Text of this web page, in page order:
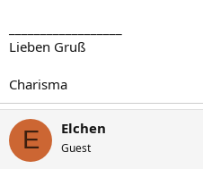
Lieben Gruß
Charisma
E Elchen
Guest